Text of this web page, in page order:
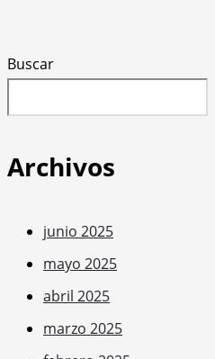
Buscar
Archivos
junio 2025
mayo 2025
abril 2025
marzo 2025